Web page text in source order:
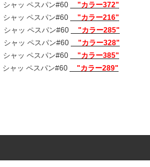
ャッ ペスパン#60
"カラー372"
ャッ ペスパン#60
"カラー216"
ャッ ペスパン#60
"カラー285"
ャッ ペスパン#60
"カラー328"
ャッ ペスパン#60
"カラー385"
ッ ペスパン#60
"カラー289"